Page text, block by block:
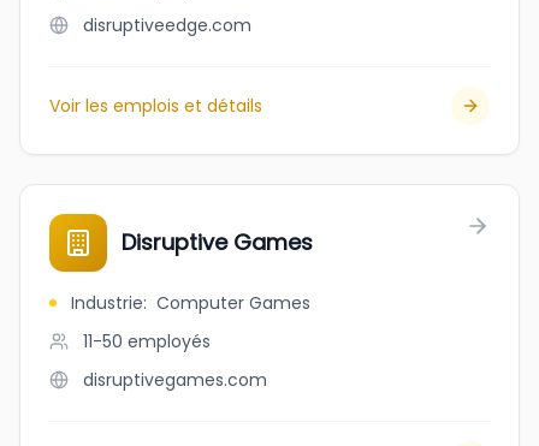
disruptiveedge.com
Voir les emplois et détails
Disruptive Games
Industrie: Computer Games
11-50 employés
disruptivegames.com